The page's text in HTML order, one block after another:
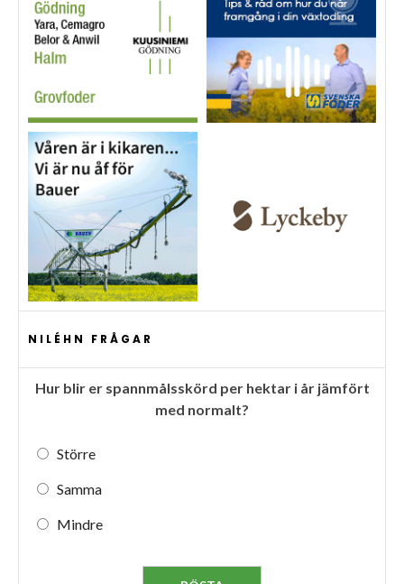
NILÉHN FRÅGAR
Hur blir er spannmålsskörd per hektar i år jämfört
med normalt?
Större
Samma
Mindre